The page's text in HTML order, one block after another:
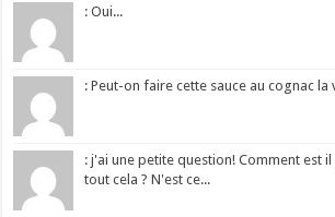
: Oui...
: Peut-on faire cette sauce au cognac la
: j'ai une petite question! Comment est
tout cela ? N'est ce...